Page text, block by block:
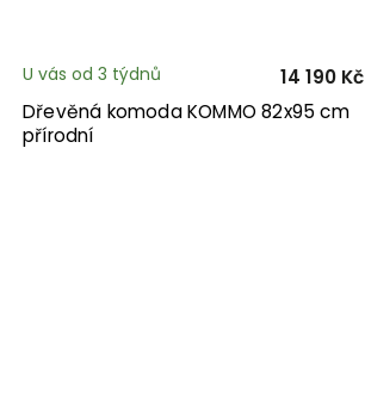
Dřevěná komoda KOMMO 82x95 cm
přírodní
U vás od 3 týdnů 14 190 Kč